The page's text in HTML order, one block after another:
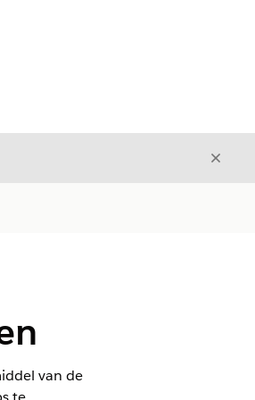
Sluiten
van de